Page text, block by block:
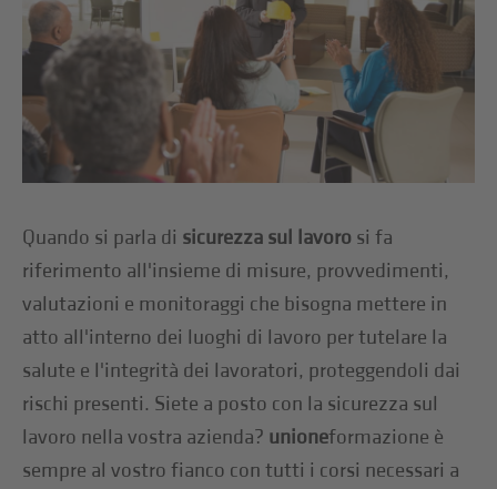
Quando si parla di sicurezza sul lavoro si fa
riferimento all'insieme di misure, provvedimenti,
valutazioni e monitoraggi che bisogna mettere in
atto all'interno dei luoghi di lavoro per tutelare la
salute e l'integrità dei lavoratori, proteggendoli dai
rischi presenti. Siete a posto con la sicurezza sul
lavoro nella vostra azienda? unioneformazione è
sempre al vostro fianco con tutti i corsi necessari a